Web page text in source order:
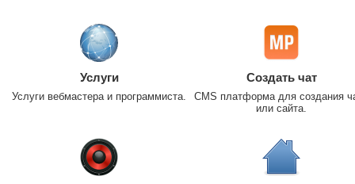
Услуги
Услуги вебмастера и программиста.
Создать чат
CMS платформа для создания
или сайта.